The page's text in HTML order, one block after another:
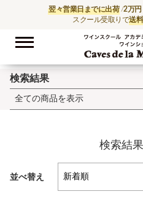
翌々営業日までに出荷/2万円
スクール受取りで送
検索結果
全ての商品を表示
検索結果
並べ替え